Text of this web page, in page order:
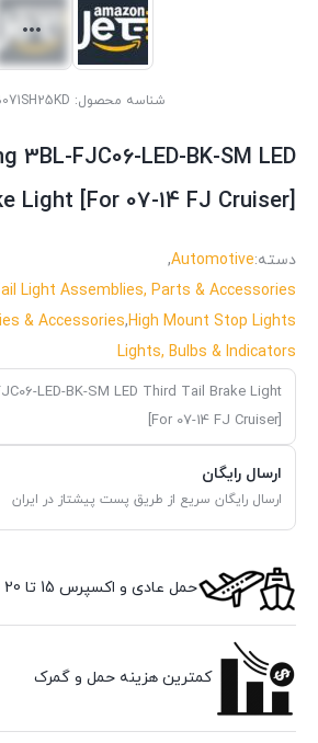
شناسه محصول:
3BL-FJC06-LED-BK-SM LED
Light [For 07-14 FJ Cruiser]
دسته:Automotive
,
Light Assemblies, Parts & Accessories
High Mount Stop Lights
,
& Accessories
Lights, Bulbs & Indicators
LED-BK-SM LED Third Tail Brake Light
[For 07-14 FJ Cruiser]
ارسال رایگان
ارسال رایگان سریع از طریق پست پیشتاز در ایران
حمل عادی و اکسپرس 15 تا 20 روز کاری
کمترین هزینه حمل و گمرک